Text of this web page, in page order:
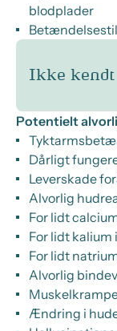
blodplader
Ikke kendt
Potentielt
Dårligt
Leverskade
Alvorlig
For lidt
For lidt kalium
For lidt
Alvorlig
Ændring i